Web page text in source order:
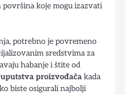
površina koje mogu izazvati
potrebno je povremeno
sredstvima za
habanje i štite od
proizvođača kada
biste osigurali najbolji